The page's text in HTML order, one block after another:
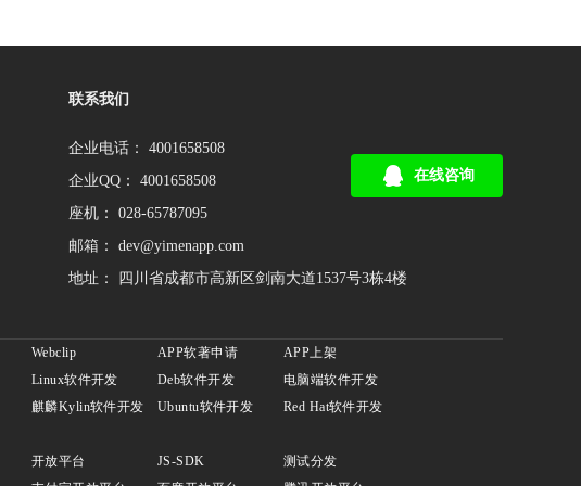
联系我们
企业电话： 4001658508
企业QQ： 4001658508
座机： 028-65787095
邮箱： dev@yimenapp.com
地址： 四川省成都市高新区剑南大道1537号3栋4楼
在线咨询
Webclip APP软著申请
APP上架
Linux软件开发 Deb软件开发
电脑端软件开发
麒麟Kylin软件开发 Ubuntu软件开发
Red Hat软件开发
开放平台 JS-SDK 测试分发